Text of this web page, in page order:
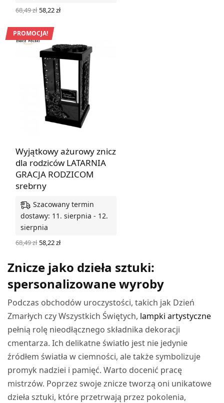
68,49zł Pierwotna
cena
wynosiła:
68,49 zł.
58,22złAktualna
PROMOCJA!
Wyjątkowy ażurowy znicz
dla rodziców LATARNIA
GRACJA RODZICOM
srebrny
Szacowany termin
dostawy: 11. sierpnia - 12.
sierpnia
68,49zł Pierwotna
cena
68,49 zł.
58,22złAktualna
58,22 zł.
Znicze jako dzieła sztuki:
spersonalizowane wyroby
Podczas obchodów uroczystości, takich jak Dzień
Zmarłych czy Wszystkich Świętych, lampki artystyczne
pełnią rolę nieodłącznego składnika dekoracji
cmentarza. Ich delikatne światło jest nie jedynie
źródłem światła w ciemności, ale także symbolizuje
promyk nadziei i pamięć. Warto docenić pracę
mistrzów. Poprzez swoje znicze tworzą oni unikatowe
dzieła sztuki, które przetrwają przez pokolenia,